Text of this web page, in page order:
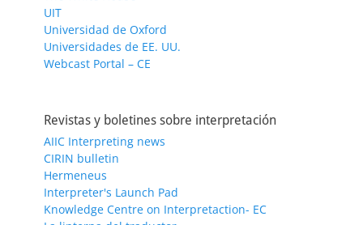
UIT
Universidad de Oxford
Universidades de EE. UU.
Webcast Portal – CE
Revistas y boletines sobre interpretación
AIIC Interpreting news
CIRIN bulletin
Hermeneus
Interpreter's Launch Pad
Knowledge Centre on Interpretaction- EC